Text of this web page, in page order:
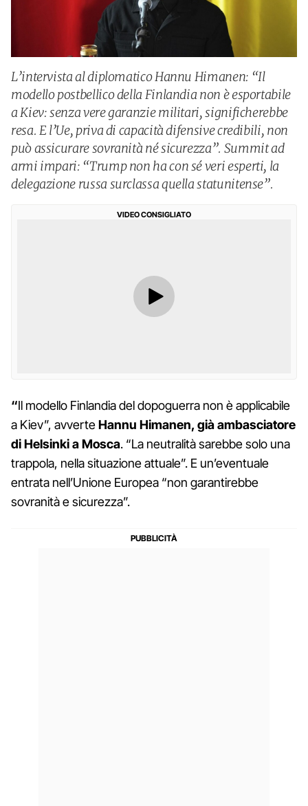
L’intervista al diplomatico Hannu Himanen: “Il
modello postbellico della Finlandia non è esportabile
a Kiev: senza vere garanzie militari, significherebbe
resa. E l’Ue, priva di capacità difensive credibili, non
può assicurare sovranità né sicurezza”. Summit ad
armi impari: “Trump non ha con sé veri esperti, la
delegazione russa surclassa quella statunitense”.
VIDEO CONSIGLIATO
“Il modello Finlandia del dopoguerra non è applicabile
a Kiev”, avverteHannu Himanen, già ambasciatore
di Helsinki a Mosca. “La neutralità sarebbe solo una
trappola, nella situazione attuale”. E un’eventuale
entrata nell’Unione Europea “non garantirebbe
sovranità e sicurezza”.